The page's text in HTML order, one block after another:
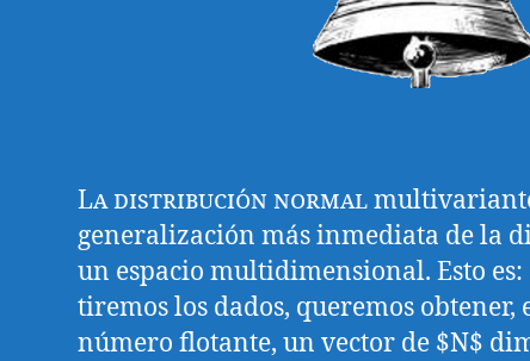
La distribución normal
generalización más inmediata de la
un espacio multidimensional. Esto es:
tiremos los dados, queremos obtener,
número flotante, un vector de $N$